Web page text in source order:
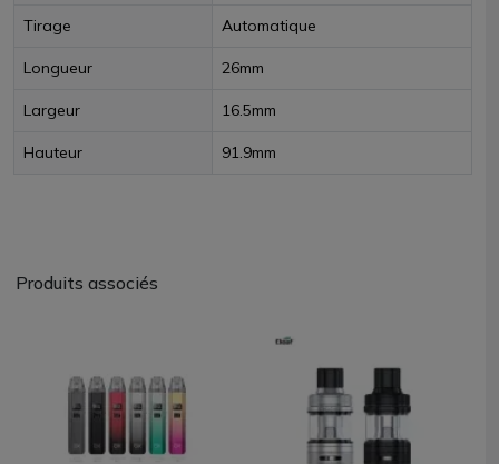
Tirage Automatique
Longueur 26mm
Largeur 16.5mm
Hauteur 91.9mm
Produits associés